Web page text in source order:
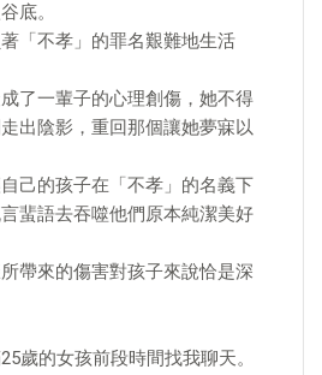
底。
「不孝」的罪名艱難地生活
了一輩子的心理創傷，她不得
出陰影，重回那個讓她夢寐以
己的孩子在「不孝」的名義下
蜚語去吞噬他們原本純潔美好
帶來的傷害對孩子來說恰是深
歲的女孩前段時間找我聊天。